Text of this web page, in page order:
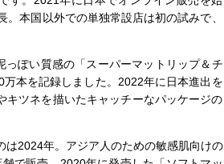
本国以外での単独常設店は初の試みで、
ぽい質感の「スーパーマットリップ＆チ
本を記録しました。2022年に日本進出を
キツネを描いたキャッチーなパッケージの
2024年。アジア人のための敏感肌向けの